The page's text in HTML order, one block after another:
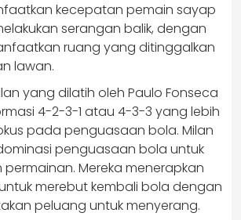
kecepatan pemain sayap
serangan balik, dengan
ruang yang ditinggalkan
lawan.
yang dilatih oleh Paulo Fonseca
4-2-3-1 atau 4-3-3 yang lebih
pada penguasaan bola. Milan
penguasaan bola untuk
Mereka menerapkan
merebut kembali bola dengan
peluang untuk menyerang.